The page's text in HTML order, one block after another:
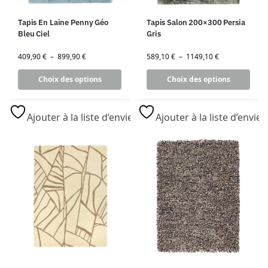
Tapis En Laine Penny Géo
Bleu Ciel
409,90€ – 899,90€
Choix des options
Ajouter à la liste d’envies
Tapis Salon 200×300 Persia
Gris
589,10€ – 1149,10€
Choix des options
Ajouter à la liste d’envies